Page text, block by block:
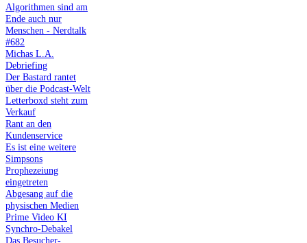
Algorithmen sind am
Ende auch nur
Menschen - Nerdtalk
#682
Michas L.A.
Debriefing
Der Bastard rantet
über die Podcast-Welt
Letterboxd steht zum
Verkauf
Rant an den
Kundenservice
Es ist eine weitere
Simpsons
Prophezeiung
eingetreten
Abgesang auf die
physischen Medien
Prime Video KI
Synchro-Debakel
Das Besucher-